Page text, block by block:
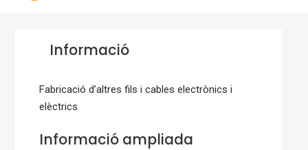
Informació
Fabricació d’altres fils i cables electrònics i
elèctrics
Informació ampliada